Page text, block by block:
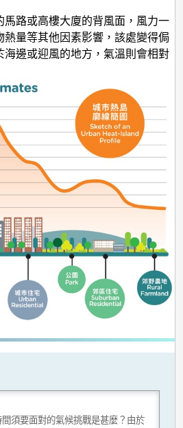
路或高樓大廈的背風面，風力一
量等其他因素影響，該處變得侷
邊或迎風的地方，氣溫則會相對
須要面對的氣候挑戰是甚麼？由於